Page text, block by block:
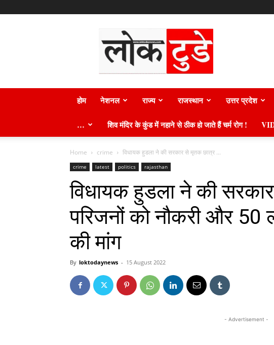
टुडे
न्यूज़
होम नेशनल राज्य राजस्थान उत्तर प्रदेश
… शिव मंदिर के कुंड में नहाने से ठीक हो जाते हैं चर्म रोग !
Home crime विधायक हुडला ने की सरकार से मृतक छात्र ...
crime latest politics rajasthan
विधायक हुडला ने की
परिजनों को नौकरी और
की मांग
By loktodaynews - 15 August 2022
- Advertisement -